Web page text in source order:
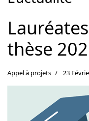
thèse
Appel à projets 23